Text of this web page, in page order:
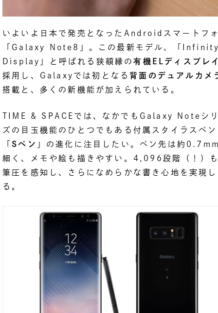
いよいよ日本で発売となったAndroidスマートフ
「Galaxy Note8」。この最新モデル、「
Display」と呼ばれる狭額縁の有機ELディスプレ
採用し、Galaxyでは初となる背面のデュアルカメ
搭載と、多くの新機能が加えられている。
TIME & SPACEでは、なかでもGalaxy Noteシ
ズの目玉機能のひとつでもある付属スタイラスペ
Sペン 」の進化に注目したい。ペン先は約
細く、メモや絵も描きやすい。4,096段階（！）
筆圧を感知し、さらになめらかな書き心地を実現
る。